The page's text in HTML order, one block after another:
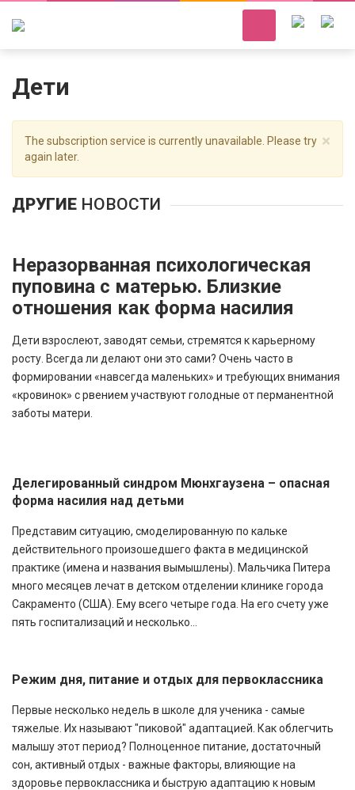
Дети
×
The subscription service is currently unavailable. Please try
again later.
ДРУГИЕ НОВОСТИ
Неразорванная психологическая
пуповина с матерью. Близкие
отношения как форма насилия
Дети взрослеют, заводят семьи, стремятся к карьерному
росту. Всегда ли делают они это сами? Очень часто в
формировании «навсегда маленьких» и требующих внимания
«кровинок» с рвением участвуют голодные от перманентной
заботы матери.
Делегированный синдром Мюнхгаузена – опасная
форма насилия над детьми
Представим ситуацию, смоделированную по кальке
действительного произошедшего факта в медицинской
практике (имена и названия вымышлены). Мальчика Питера
много месяцев лечат в детском отделении клинике города
Сакраменто (США). Ему всего четыре года. На его счету уже
пять госпитализаций и несколько...
Режим дня, питание и отдых для первоклассника
Первые несколько недель в школе для ученика - самые
тяжелые. Их называют "пиковой" адаптацией. Как облегчить
малышу этот период? Полноценное питание, достаточный
сон, активный отдых - важные факторы, влияющие на
здоровье первоклассника и быструю адаптацию к новым